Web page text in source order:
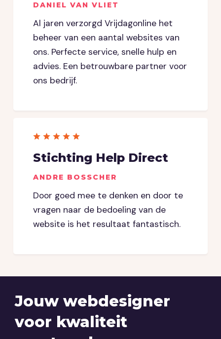
DANIEL VAN VLIET
Al jaren verzorgd Vrijdagonline het
beheer van een aantal websites van
ons. Perfecte service, snelle hulp en
advies. Een betrouwbare partner voor
ons bedrijf.
Stichting Help Direct
ANDRE BOSSCHER
Door goed mee te denken en door te
vragen naar de bedoeling van de
website is het resultaat fantastisch.
Jouw webdesigner
voor kwaliteit